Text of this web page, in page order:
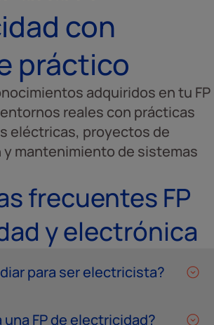
con
práctico
adquiridos en tu FP
reales con prácticas
eléctricas, proyectos de
mantenimiento de sistemas
frecuentes FP
y electrónica
para ser electricista?
FP de electricidad?